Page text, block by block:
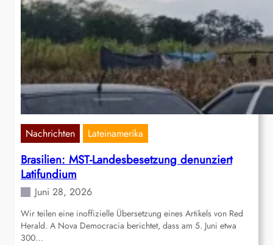
Nachrichten Lateinamerika
Brasilien: MST-Landesbesetzung denunziert
Latifundium
Juni 28, 2026
Wir teilen eine inoffizielle Übersetzung eines Artikels von Red
Herald. A Nova Democracia berichtet, dass am 5. Juni etwa
300…